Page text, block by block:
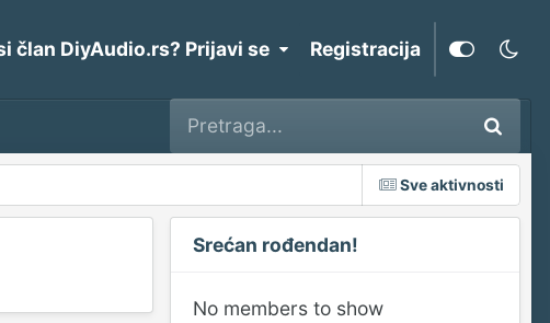
član DiyAudio.rs? Prijavi se Registracija
Sve aktivnosti
Srećan rođendan!
No members to show